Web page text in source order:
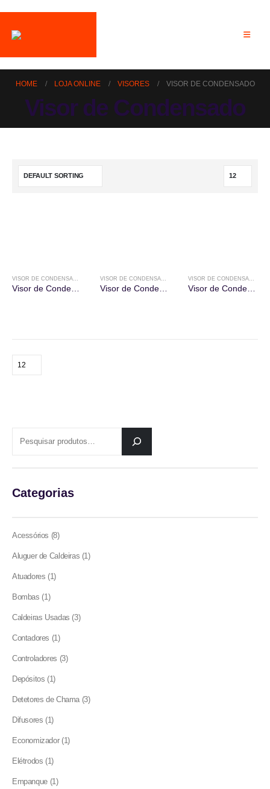
HOME LOJA ONLINE VISORES VISOR DE CONDENSADO
Visor de Condensado
VISORES VISOR DE CONDENSADO VISORES
Visor de Condensado
VISOR DE CONDENSADO
Visor de Condensado
Categorias
Acessórios 88
Aluguer de Caldeiras 11
Atuadores 11
Bombas 11
Caldeiras Usadas 33
Contadores 11
Controladores 33
Depósitos 11
Detetores de Chama 33
Difusores 11
Economizador 11
Elétrodos 11
Empanque 11